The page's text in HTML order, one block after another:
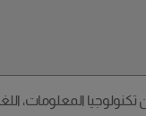
المعلومات،